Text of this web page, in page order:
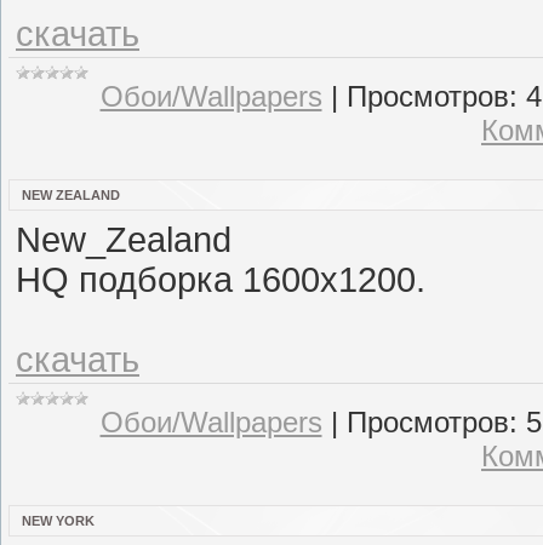
скачать
Обои/Wallpapers | Просмотров:
NEW ZEALAND
New_Zealand
HQ подборка 1600x1200.
скачать
Обои/Wallpapers | Просмотров:
NEW YORK